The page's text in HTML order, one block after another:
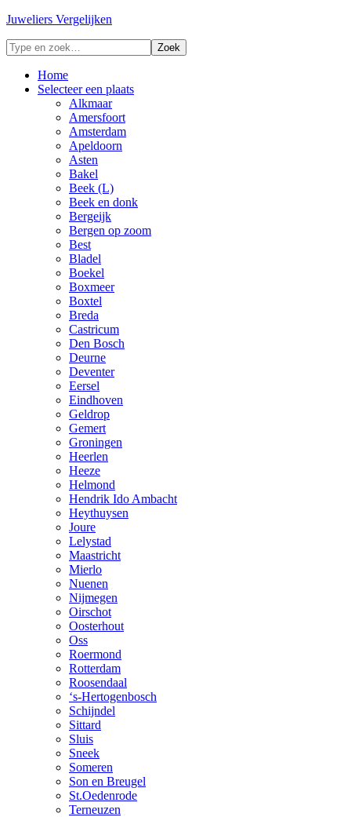
Juweliers Vergelijken
Home
Selecteer een plaats
Alkmaar
Amersfoort
Amsterdam
Apeldoorn
Asten
Bakel
Beek (L)
Beek en donk
Bergeijk
Bergen op zoom
Best
Bladel
Boekel
Boxmeer
Boxtel
Breda
Castricum
Den Bosch
Deurne
Deventer
Eersel
Eindhoven
Geldrop
Gemert
Groningen
Heerlen
Heeze
Helmond
Hendrik Ido Ambacht
Heythuysen
Joure
Lelystad
Maastricht
Mierlo
Nuenen
Nijmegen
Oirschot
Oosterhout
Oss
Roermond
Rotterdam
Roosendaal
‘s-Hertogenbosch
Schijndel
Sittard
Sluis
Sneek
Someren
Son en Breugel
St.Oedenrode
Terneuzen